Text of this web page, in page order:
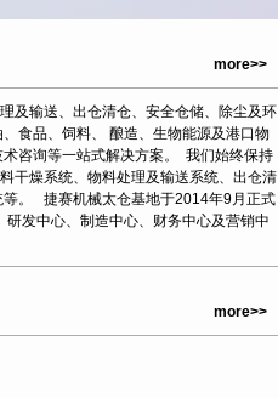
more>>
输送、出仓清仓、安全仓储、除尘及环
食品、饲料、 酿造、生物能源及港口物
咨询等一站式解决方案。 我们始终保持
干燥系统、物料处理及输送系统、出仓清
。 捷赛机械太仓基地于2014年9月正式
发中心、制造中心、财务中心及营销中
more>>